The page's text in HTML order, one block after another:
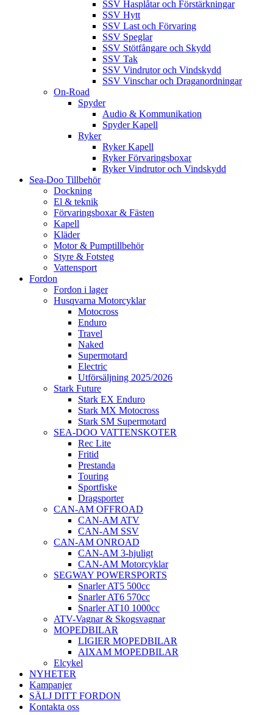
SSV Hasplåtar och Förstärkningar
SSV Hytt
SSV Last och Förvaring
SSV Speglar
SSV Stötfångare och Skydd
SSV Tak
SSV Vindrutor och Vindskydd
SSV Vinschar och Draganordningar
On-Road
Spyder
Audio & Kommunikation
Spyder Kapell
Ryker
Ryker Kapell
Ryker Förvaringsboxar
Ryker Vindrutor och Vindskydd
Sea-Doo Tillbehör
Dockning
El & teknik
Förvaringsboxar & Fästen
Kapell
Kläder
Motor & Pumptillbehör
Styre & Fotsteg
Vattensport
Fordon
Fordon i lager
Husqvarna Motorcyklar
Motocross
Enduro
Travel
Naked
Supermotard
Electric
Utförsäljning 2025/2026
Stark Future
Stark EX Enduro
Stark MX Motocross
Stark SM Supermotard
SEA-DOO VATTENSKOTER
Rec Lite
Fritid
Prestanda
Touring
Sportfiske
Dragsporter
CAN-AM OFFROAD
CAN-AM ATV
CAN-AM SSV
CAN-AM ONROAD
CAN-AM 3-hjuligt
CAN-AM Motorcyklar
SEGWAY POWERSPORTS
Snarler AT5 500cc
Snarler AT6 570cc
Snarler AT10 1000cc
ATV-Vagnar & Skogsvagnar
MOPEDBILAR
LIGIER MOPEDBILAR
AIXAM MOPEDBILAR
Elcykel
NYHETER
Kampanjer
SÄLJ DITT FORDON
Kontakta oss